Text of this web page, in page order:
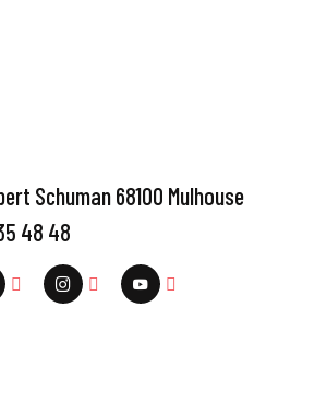
Schuman 68100 Mulhouse
48 48